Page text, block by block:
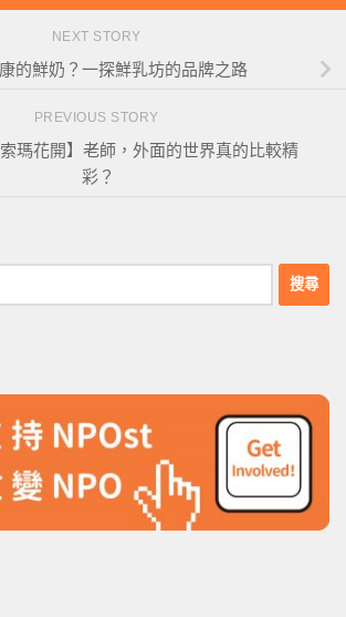
NEXT STORY
的鮮奶？一探鮮乳坊的品牌之路
PREVIOUS STORY
瑪花開】老師，外面的世界真的比較精
彩？